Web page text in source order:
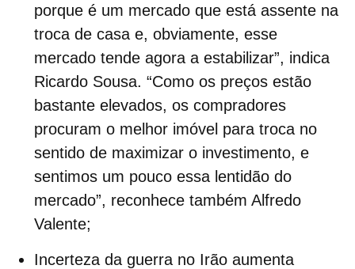
porque é um mercado que está assente na
troca de casa e, obviamente, esse
mercado tende agora a estabilizar”, indica
Ricardo Sousa. “Como os preços estão
bastante elevados, os compradores
procuram o melhor imóvel para troca no
sentido de maximizar o investimento, e
sentimos um pouco essa lentidão do
mercado”, reconhece também Alfredo
Valente;
Incerteza da guerra no Irão aumenta